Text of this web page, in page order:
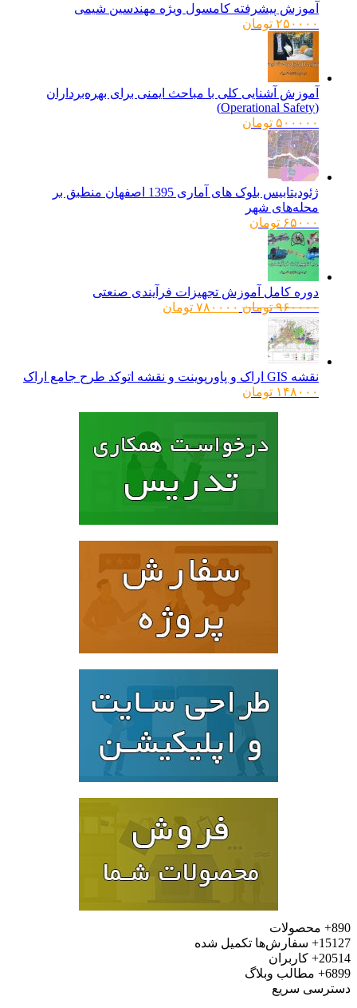
آموزش پیشرفته کامسول ویژه مهندسین شیمی
۲۵۰۰۰۰ تومان
آموزش آشنایی کلی با مباحث ایمنی برای بهره‌برداران
۵۰۰۰۰۰ تومان
ژئودیتابیس بلوک های آماری 1395 اصفهان منطبق بر
محله‌های شهر
۶۵۰۰۰ تومان
دوره کامل آموزش تجهیزات فرآیندی صنعتی
۹۶۰۰۰۰ تومانقیمت
۷۸۰۰۰۰ تومانقیمت
نقشه GIS اراک و پاورپوینت و نقشه اتوکد طرح جامع اراک
۱۴۸۰۰۰ تومان
محصولات
سفارش‌ها تکمیل شده
کاربران
مطالب وبلاگ
سریع